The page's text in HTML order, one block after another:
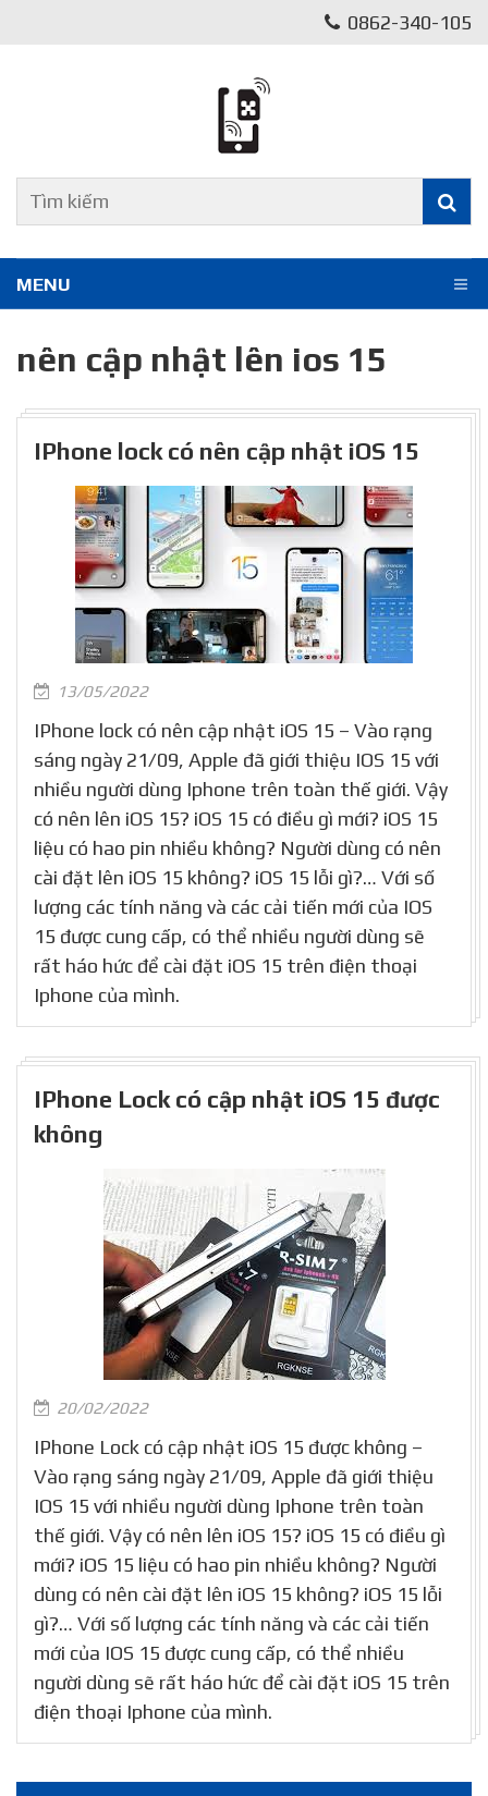
0862-340-105
MENU
nên cập nhật lên ios 15
IPhone lock có nên cập nhật iOS 15
13/05/2022
IPhone lock có nên cập nhật iOS 15 – Vào rạng
sáng ngày 21/09, Apple đã giới thiệu IOS 15 với
nhiều người dùng Iphone trên toàn thế giới. Vậy
có nên lên iOS 15? iOS 15 có điều gì mới? iOS 15
liệu có hao pin nhiều không? Người dùng có nên
cài đặt lên iOS 15 không? iOS 15 lỗi gì?… Với số
lượng các tính năng và các cải tiến mới của IOS
15 được cung cấp, có thể nhiều người dùng sẽ
rất háo hức để cài đặt iOS 15 trên điện thoại
Iphone của mình.
IPhone Lock có cập nhật iOS 15 được
không
20/02/2022
IPhone Lock có cập nhật iOS 15 được không –
Vào rạng sáng ngày 21/09, Apple đã giới thiệu
IOS 15 với nhiều người dùng Iphone trên toàn
thế giới. Vậy có nên lên iOS 15? iOS 15 có điều gì
mới? iOS 15 liệu có hao pin nhiều không? Người
dùng có nên cài đặt lên iOS 15 không? iOS 15 lỗi
gì?… Với số lượng các tính năng và các cải tiến
mới của IOS 15 được cung cấp, có thể nhiều
người dùng sẽ rất háo hức để cài đặt iOS 15 trên
điện thoại Iphone của mình.